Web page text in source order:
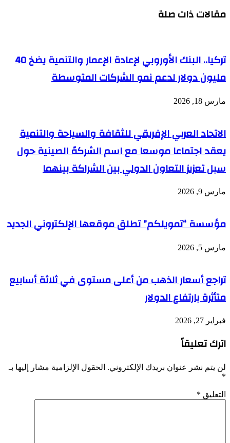
أبطال
يفتتح
العالم
مقالات ذات صلة
تركيا.. البنك الأوروبي لإعادة الإعمار والتنمية يضخ 40
مليون دولار لدعم نمو الشركات المتوسطة
مارس 18, 2026
الاتحاد العربي الإفريقي للثقافة والسياحة والتنمية
يعقد اجتماعا موسعا مع اسم الشركهً الصينية حول
سبل تعزيز التعاون الدولي بين الشراكة بينهما
مارس 9, 2026
مؤسسة “تمويلكم” تطلق موقعها الإلكتروني الجديد
مارس 5, 2026
تراجع أسعار الذهب من أعلى مستوى في ثلاثة أسابيع
متأثرة بارتفاع الدولار
فبراير 27, 2026
اترك تعليقاً
لن يتم نشر عنوان بريدك الإلكتروني. الحقول الإلزامية مشار إليها بـ
*
التعليق *